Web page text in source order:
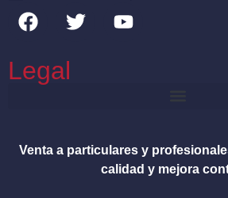
Legal
Venta a particulares y
calidad y mejora